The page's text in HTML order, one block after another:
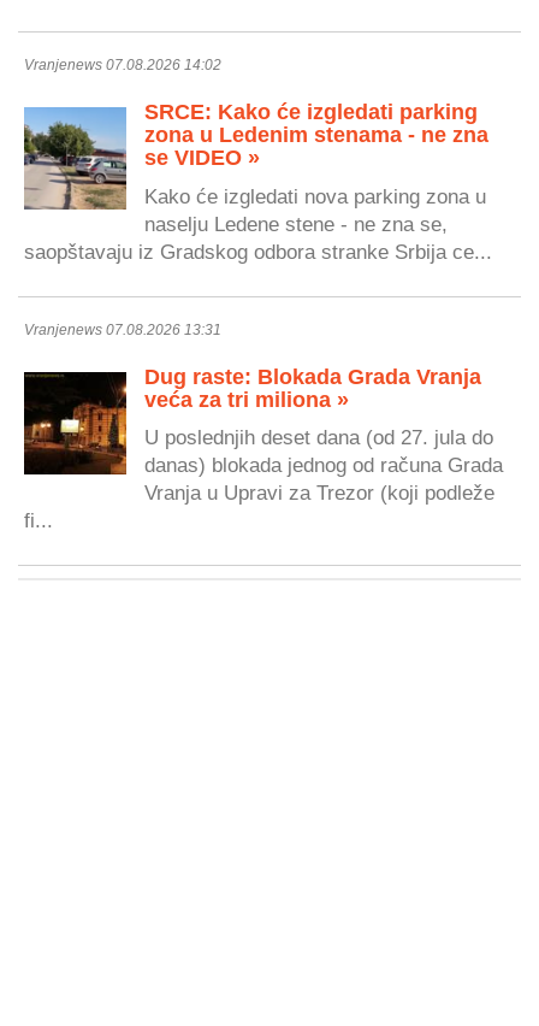
Vranjenews 07.08.2026 14:02
SRCE: Kako će izgledati parking
zona u Ledenim stenama - ne zna
se VIDEO »
Kako će izgledati nova parking zona u
naselju Ledene stene - ne zna se,
saopštavaju iz Gradskog odbora stranke Srbija ce...
Vranjenews 07.08.2026 13:31
Dug raste: Blokada Grada Vranja
veća za tri miliona »
U poslednjih deset dana (od 27. jula do
danas) blokada jednog od računa Grada
Vranja u Upravi za Trezor (koji podleže
fi...